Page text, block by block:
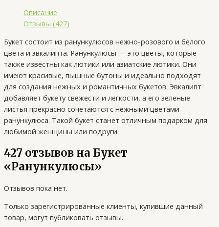
Описание
Отзывы (427)
Букет состоит из ранункулюсов нежно-розового и белого
цвета и эвкалипта. Ранункулюсы — это цветы, которые
также известны как лютики или азиатские лютики. Они
имеют красивые, пышные бутоны и идеально подходят
для создания нежных и романтичных букетов. Эвкалипт
добавляет букету свежести и легкости, а его зеленые
листья прекрасно сочетаются с нежными цветами
ранункулюса. Такой букет станет отличным подарком для
любимой женщины или подруги.
427 отзывов на Букет
«Ранункулюсы»
Отзывов пока нет.
Только зарегистрированные клиенты, купившие данный
товар, могут публиковать отзывы.